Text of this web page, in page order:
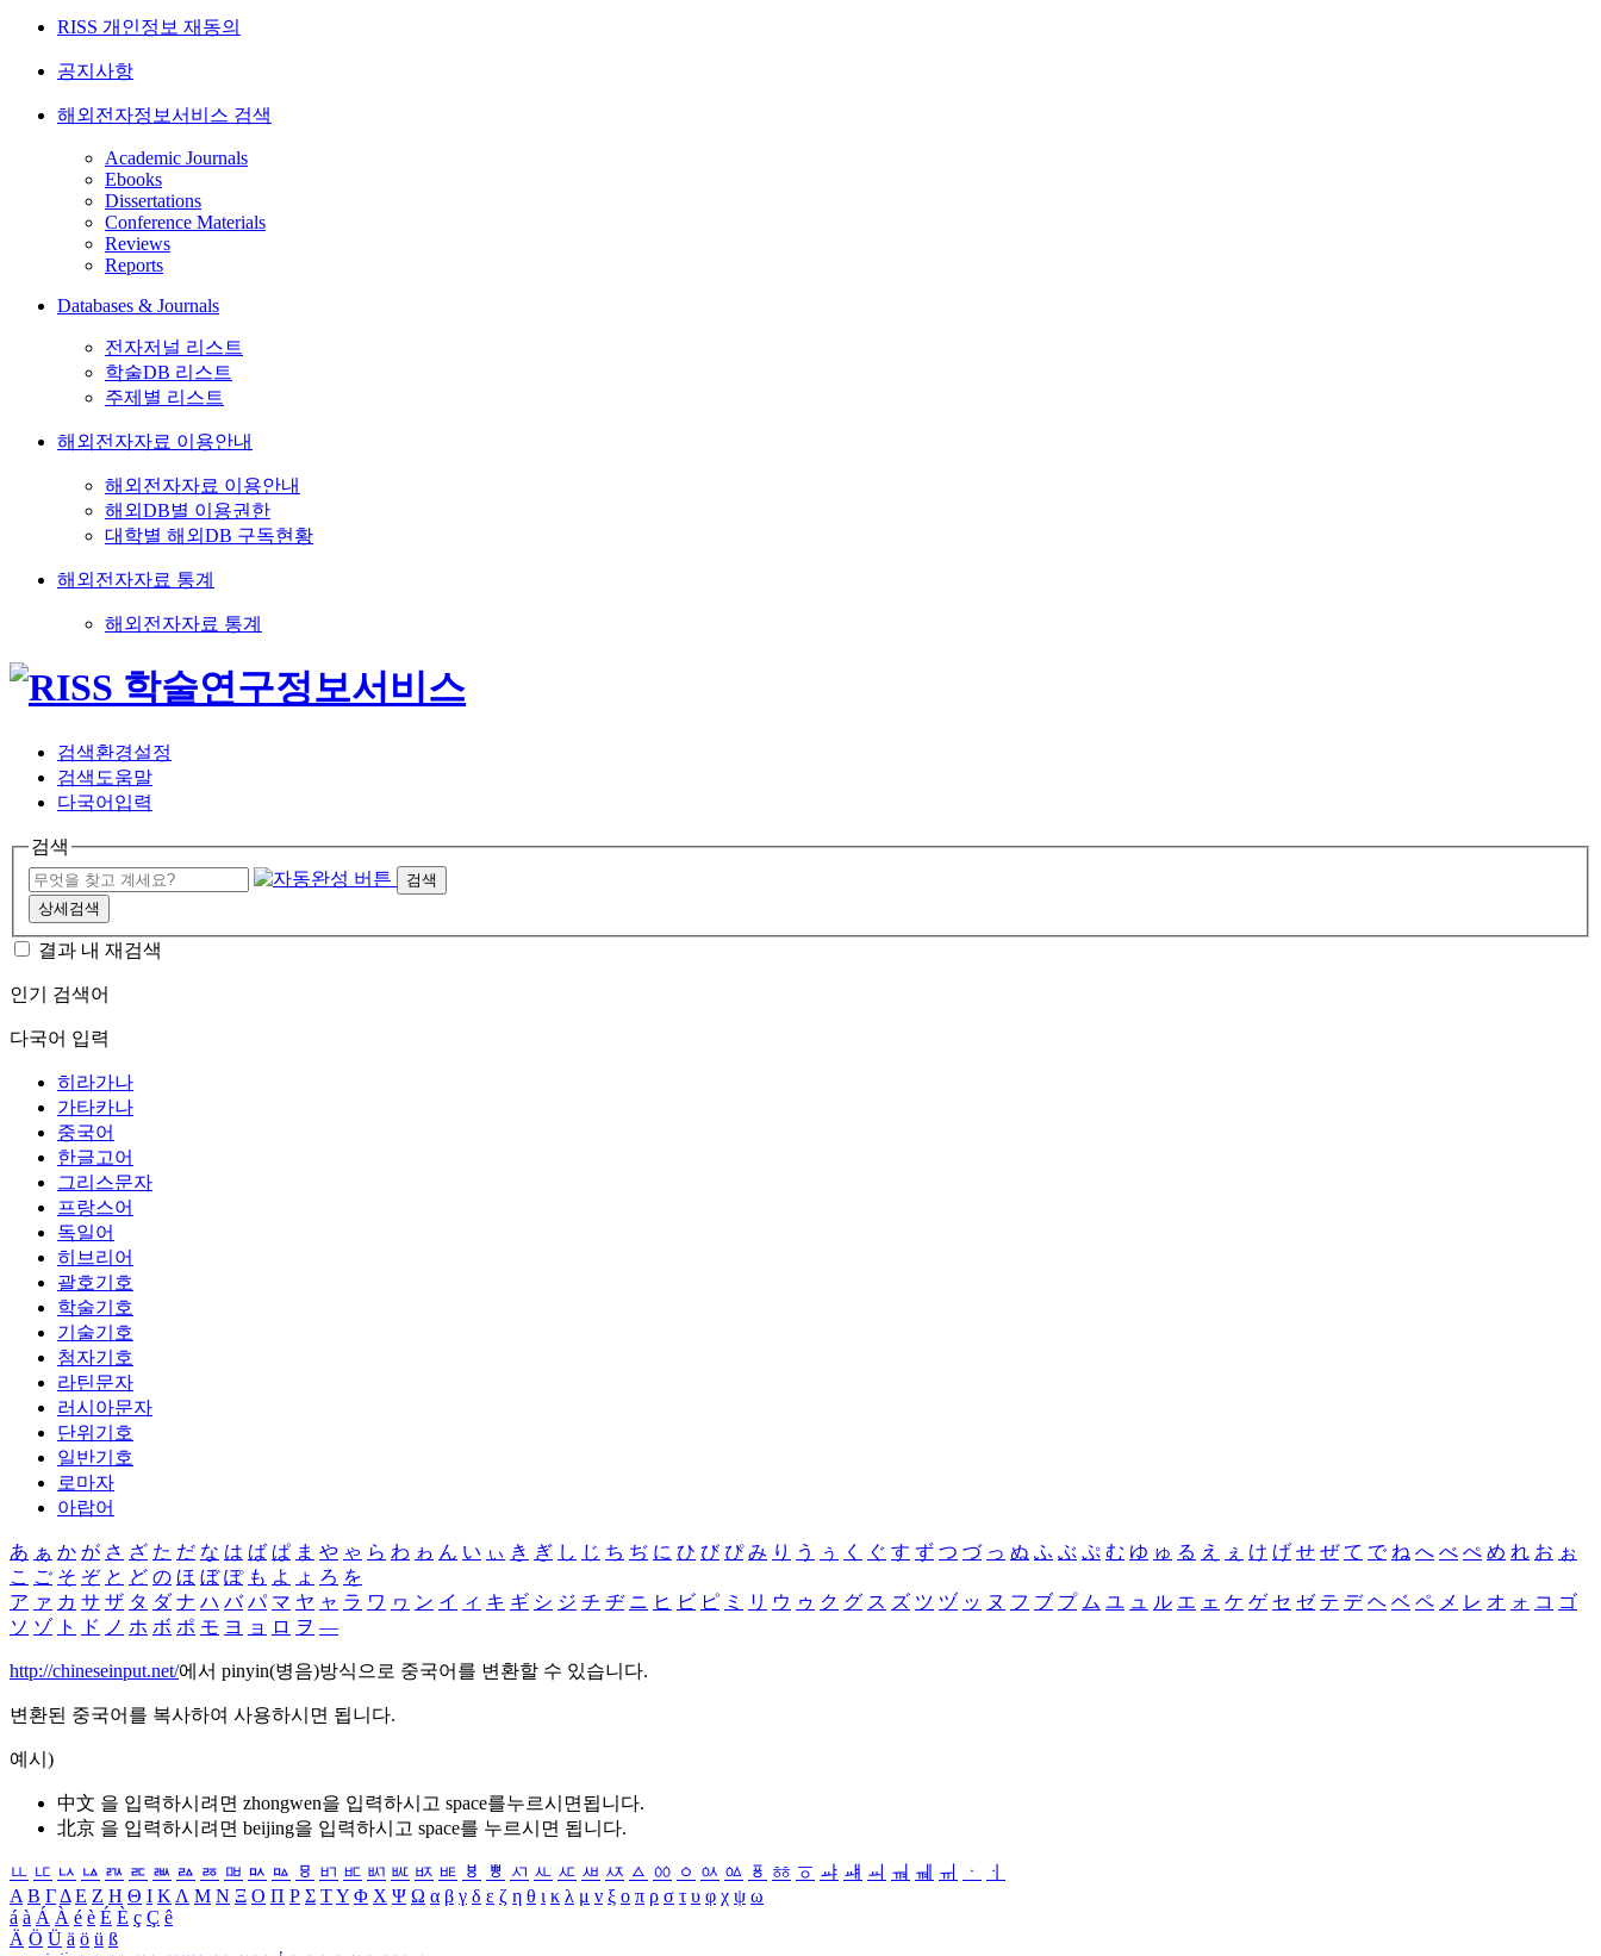
RISS 개인정보 재동의
공지사항
해외전자정보서비스 검색
Academic Journals
Ebooks
Dissertations
Conference Materials
Reviews
Reports
Databases & Journals
전자저널 리스트
학술DB 리스트
주제별 리스트
해외전자자료 이용안내
해외전자자료 이용안내
해외DB별 이용권한
대학별 해외DB 구독현황
해외전자자료 통계
해외전자자료 통계
검색환경설정
검색도움말
다국어입력
검색
검색
상세검색
결과 내 재검색
인기 검색어
다국어 입력
히라가나
가타카나
중국어
한글고어
그리스문자
프랑스어
독일어
히브리어
괄호기호
학술기호
기술기호
첨자기호
라틴문자
러시아문자
단위기호
일반기호
로마자
아랍어
あ ぁ か が さ ざ た だ な は ば ぱ ま や ゃ ら わ ゎ ん い ぃ き ぎ し じ ち ぢ に ひ び ぴ み り う ぅ く ぐ す ず つ づ っ ぬ ふ ぶ ぷ む ゆ ゅ る え ぇ け げ せ ぜ て で ね へ べ ぺ め れ お ぉ
こ ご そ ぞ と ど の ほ ぼ ぽ も よ ょ ろ を
ア ァ カ サ ザ タ ダ ナ ハ バ パ マ ヤ ャ ラ ワ ヮ ン イ ィ キ ギ シ ジ チ ヂ ニ ヒ ビ ピ ミ リ ウ ゥ ク グ ス ズ ツ ヅ ッ ヌ フ ブ プ ム ユ ュ ル エ ェ ケ ゲ セ ゼ テ デ ヘ ベ ペ メ レ オ ォ コ ゴ
ソ ゾ ト ド ノ ホ ボ ポ モ ヨ ョ ロ ヲ ―
http://chineseinput.net/에서 pinyin(병음)방식으로 중국어를 변환할 수 있습니다.
변환된 중국어를 복사하여 사용하시면 됩니다.
예시)
中文 을 입력하시려면 zhongwen을 입력하시고 space를누르시면됩니다.
北京 을 입력하시려면 beijing을 입력하시고 space를 누르시면 됩니다.
ㅥ ㅦ ㅧ ㅨ ㅩ ㅪ ㅫ ㅬ ㅭ ㅮ ㅯ ㅰ ㅱ ㅲ ㅳ ㅴ ㅵ ㅶ ㅷ ㅸ ㅹ ㅺ ㅻ ㅼ ㅽ ㅾ ㅿ ㆀ ㆁ ㆂ ㆃ ㆄ ㆅ ㆆ ㆇ ㆈ ㆉ ㆊ ㆋ ㆌ ㆍ
ㆎ
Α Β ΓΔ Ε Ζ Η Θ Ι ΚΛ Μ Ν Ξ Ο Π Ρ Σ ΤΥ Φ Χ Ψ Ω α β γ δ ε ζ η θ ι κ λ μ ν ξ ο π ρ σ τ υ φ χ ψ ω
á à Á À é è É È ç Ç ê
Ä Ö Ü ä ö ü ß